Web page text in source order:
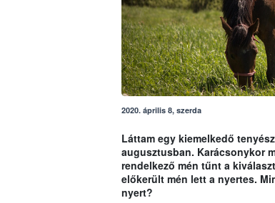
2020. április 8, szerda
Láttam egy kiemelkedő
augusztusban. Karácsonykor
rendelkező mén tűnt a
előkerült mén lett a nyertes.
nyert?